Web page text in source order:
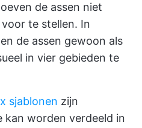
de assen niet
te stellen. In
de assen gewoon als
in vier gebieden te
sjablonen zijn
kan worden verdeeld in